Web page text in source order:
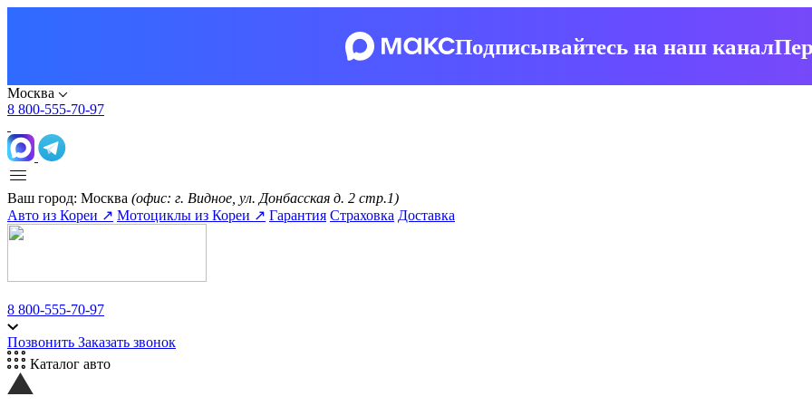
Подписывайтесь на наш канал
Москва
8 800-555-70-97
Ваш город: Москва (офис: г. Видное, ул. Донбасская д. 2 стр.1)
Авто из Кореи ↗ Мотоциклы из Кореи ↗ Гарантия Страховка Доставка
8 800-555-70-97
Позвонить Заказать звонок
Каталог авто